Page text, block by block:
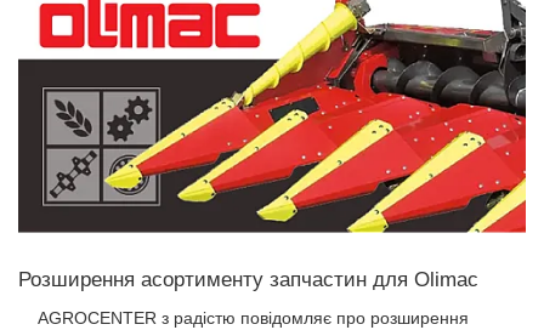
Розширення асортименту запчастин для Olimac
AGROCENTER з радістю повідомляє про розширення